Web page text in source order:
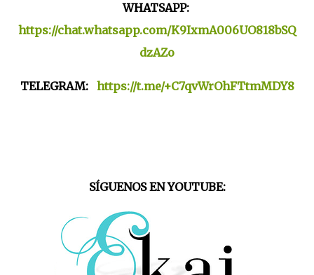
WHATSAPP:
https://chat.whatsapp.com/K9IxmA006UO818bSQ
dzAZo
TELEGRAM: https://t.me/+C7qvWrOhFTtmMDY8
SÍGUENOS EN YOUTUBE: